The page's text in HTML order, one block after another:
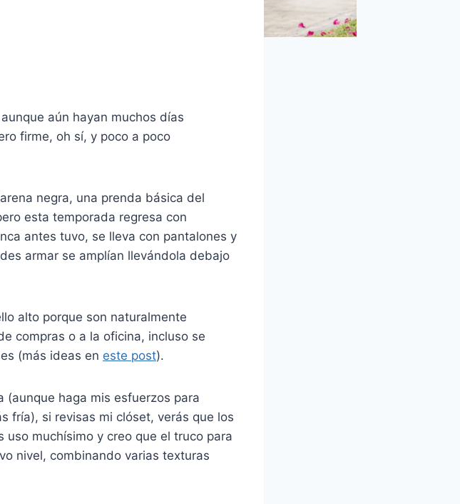
aún hayan muchos días
firme, oh sí, y poco a poco
negra, una prenda básica del
esta temporada regresa con
antes tuvo, se lleva con pantalones y
armar se amplían llevándola debajo
alto porque son naturalmente
compras o a la oficina, incluso se
(más ideas en este post).
haga mis esfuerzos para
fría), si revisas mi clóset, verás que los
muchísimo y creo que el truco para
nivel, combinando varias texturas